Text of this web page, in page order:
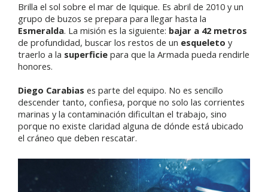
Brilla el sol sobre el mar de Iquique. Es abril de 2010 y un
grupo de buzos se prepara para llegar hasta la
Esmeralda. La misión es la siguiente: bajar a 42 metros
de profundidad, buscar los restos de un esqueleto y
traerlo a la superficie para que la Armada pueda rendirle
honores.
Diego Carabias es parte del equipo. No es sencillo
descender tanto, confiesa, porque no solo las corrientes
marinas y la contaminación dificultan el trabajo, sino
porque no existe claridad alguna de dónde está ubicado
el cráneo que deben rescatar.